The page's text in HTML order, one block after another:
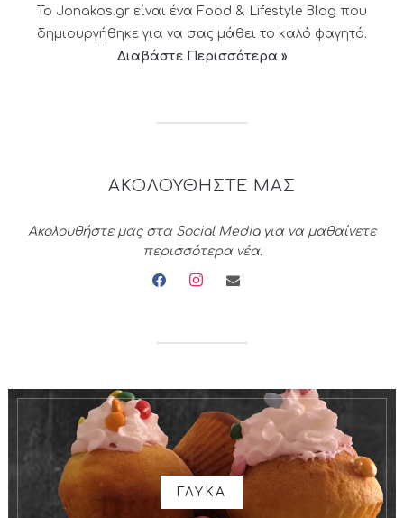
Το Jonakos.gr είναι ένα Food & Lifestyle Blog που
δημιουργήθηκε για να σας μάθει το καλό φαγητό.
Διαβάστε Περισσότερα »
ΑΚΟΛΟΥΘΗΣΤΕ ΜΑΣ
Ακολουθήστε μας στα Social Media για να μαθαίνετε
περισσότερα νέα.
facebookinstagramenvelope
ΓΛΥΚΑ